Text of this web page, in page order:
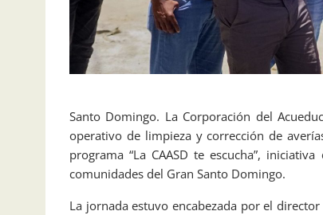
Santo Domingo. La Corporación del
operativo de limpieza y corrección de
programa “La CAASD te escucha”,
comunidades del Gran Santo Domingo.
La jornada estuvo encabezada por el